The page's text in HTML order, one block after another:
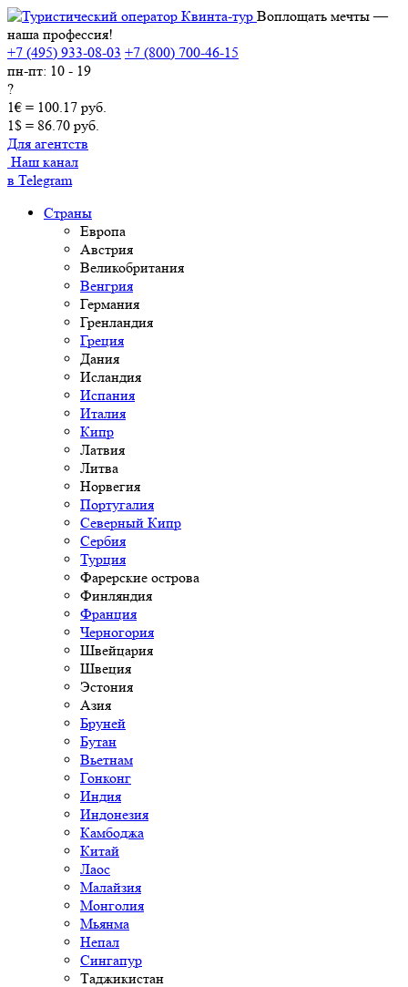
Воплощать мечты —
наша профессия!
+7 (495) 933-08-03 +7 (800) 700-46-15
пн-пт: 10 - 19
?
1€ = 100.17 руб.
1$ = 86.70 руб.
Для агентств
Наш канал
в Telegram
Страны
Европа
Австрия
Великобритания
Венгрия
Германия
Гренландия
Греция
Дания
Исландия
Испания
Италия
Кипр
Латвия
Литва
Норвегия
Португалия
Северный Кипр
Сербия
Турция
Фарерские острова
Финляндия
Франция
Черногория
Швейцария
Швеция
Эстония
Азия
Бруней
Бутан
Вьетнам
Гонконг
Индия
Индонезия
Камбоджа
Китай
Лаос
Малайзия
Монголия
Мьянма
Непал
Сингапур
Таджикистан